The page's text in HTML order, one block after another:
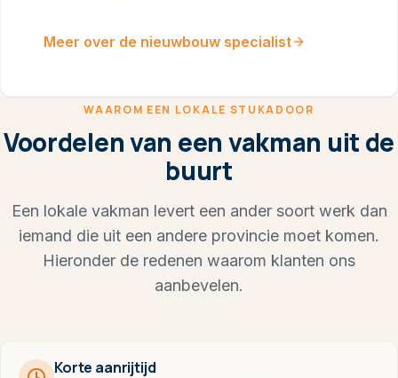
Meer over de nieuwbouw specialist
WAAROM EEN LOKALE STUKADOOR
Voordelen van een vakman uit de
buurt
Een lokale vakman levert een ander soort werk dan
iemand die uit een andere provincie moet komen.
Hieronder de redenen waarom klanten ons
aanbevelen.
Korte aanrijtijd